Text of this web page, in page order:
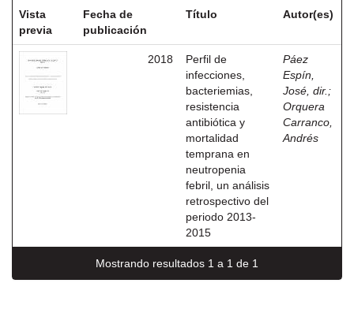
Vista
previa
Fecha de
publicación
Título Autor(es)
2018
Perfil de
infecciones,
bacteriemias,
resistencia
antibiótica y
mortalidad
temprana en
neutropenia
febril, un análisis
retrospectivo del
periodo 2013-
2015
Páez
Espín,
José, dir. ;
Orquera
Carranco,
Andrés
Mostrando resultados 1 a 1 de 1